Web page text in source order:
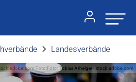
Landesverbände
Foto:Foto: Tobias Arhelger - stock.adobe.com